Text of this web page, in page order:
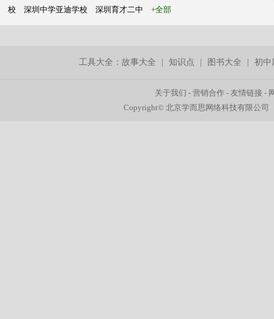
校
深圳中学亚迪学校 深圳育才二中 +全部
工具大全：故事大全 |知识点 图书大全 |初中
关于我们 -营销合作 -友情链接 -
Copyright© 北京学而思网络科技有限公司